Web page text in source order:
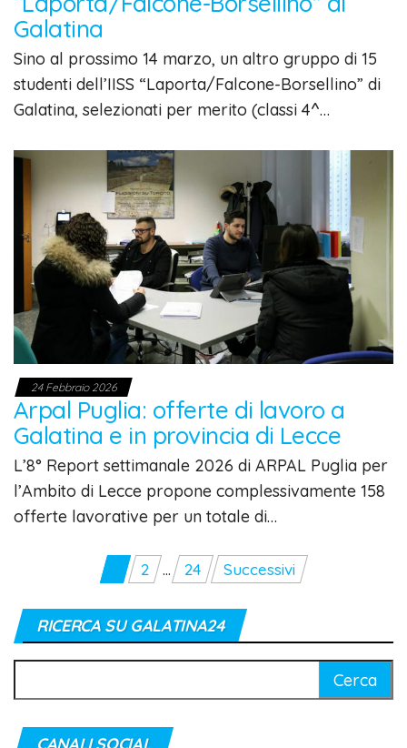
Galatina
Sino al prossimo 14 marzo, un altro gruppo di 15
studenti dell’IISS “Laporta/Falcone-Borsellino” di
Galatina, selezionati per merito (classi 4^…
24 Febbraio 2026
Arpal Puglia: offerte di lavoro a
Galatina e in provincia di Lecce
L’8° Report settimanale 2026 di ARPAL Puglia per
l’Ambito di Lecce propone complessivamente 158
offerte lavorative per un totale di…
Paginazione
degli
articoli
2 … 24 Successivi
RICERCA SU GALATINA24
per: